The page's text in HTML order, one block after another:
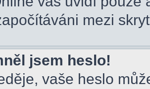
mezi
jsem heslo!
vaše heslo